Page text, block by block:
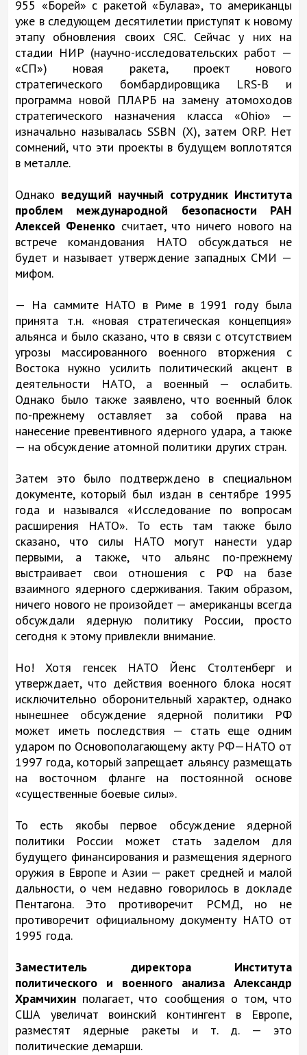
955 «Борей» с ракетой «Булава», то американцы
уже в следующем десятилетии приступят к новому
этапу обновления своих СЯС. Сейчас у них на
стадии НИР (научно-исследовательских работ —
«СП») новая ракета, проект нового
стратегического бомбардировщика LRS-B и
программа новой ПЛАРБ на замену атомоходов
стратегического назначения класса «Ohio» —
изначально называлась SSBN (X), затем ORP. Нет
сомнений, что эти проекты в будущем воплотятся
в металле.
Однако ведущий научный сотрудник Института
проблем международной безопасности РАН
Алексей Фененко считает, что ничего нового на
встрече командования НАТО обсуждаться не
будет и называет утверждение западных СМИ —
мифом.
— На саммите НАТО в Риме в 1991 году была
принята т.н. «новая стратегическая концепция»
альянса и было сказано, что в связи с отсутствием
угрозы массированного военного вторжения с
Востока нужно усилить политический акцент в
деятельности НАТО, а военный — ослабить.
Однако было также заявлено, что военный блок
по-прежнему оставляет за собой права на
нанесение превентивного ядерного удара, а также
— на обсуждение атомной политики других стран.
Затем это было подтверждено в специальном
документе, который был издан в сентябре 1995
года и назывался «Исследование по вопросам
расширения НАТО». То есть там также было
сказано, что силы НАТО могут нанести удар
первыми, а также, что альянс по-прежнему
выстраивает свои отношения с РФ на базе
взаимного ядерного сдерживания. Таким образом,
ничего нового не произойдет — американцы всегда
обсуждали ядерную политику России, просто
сегодня к этому привлекли внимание.
Но! Хотя генсек НАТО Йенс Столтенберг и
утверждает, что действия военного блока носят
исключительно оборонительный характер, однако
нынешнее обсуждение ядерной политики РФ
может иметь последствия — стать еще одним
ударом по Основополагающему акту РФ—НАТО от
1997 года, который запрещает альянсу размещать
на восточном фланге на постоянной основе
«существенные боевые силы».
То есть якобы первое обсуждение ядерной
политики России может стать заделом для
будущего финансирования и размещения ядерного
оружия в Европе и Азии — ракет средней и малой
дальности, о чем недавно говорилось в докладе
Пентагона. Это противоречит РСМД, но не
противоречит официальному документу НАТО от
1995 года.
Заместитель директора Института
политического и военного анализа Александр
Храмчихин полагает, что сообщения о том, что
США увеличат воинский контингент в Европе,
разместят ядерные ракеты и т. д. — это
политические демарши.